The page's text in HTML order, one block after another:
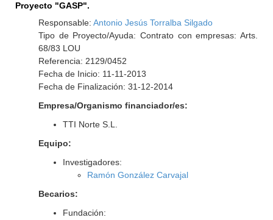
Proyecto "GASP".
Responsable: Antonio Jesús Torralba Silgado
Tipo de Proyecto/Ayuda: Contrato con empresas: Arts.
68/83 LOU
Referencia: 2129/0452
Fecha de Inicio: 11-11-2013
Fecha de Finalización: 31-12-2014
Empresa/Organismo financiador/es:
TTI Norte S.L.
Equipo:
Investigadores:
Ramón González Carvajal
Becarios:
Fundación: